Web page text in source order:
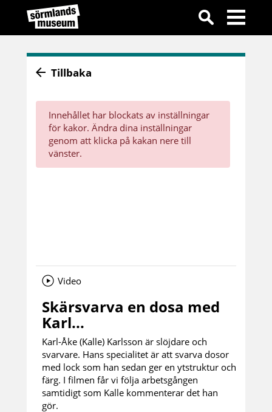
Tillbaka
Innehållet har blockats av inställningar
för kakor. Ändra dina inställningar
genom att klicka på kakan nere till
vänster.
Video
Skärsvarva en dosa med
Karl...
Karl-Åke (Kalle) Karlsson är slöjdare och
svarvare. Hans specialitet är att svarva dosor
med lock som han sedan ger en ytstruktur och
färg. I filmen får vi följa arbetsgången
samtidigt som Kalle kommenterar det han
gör.